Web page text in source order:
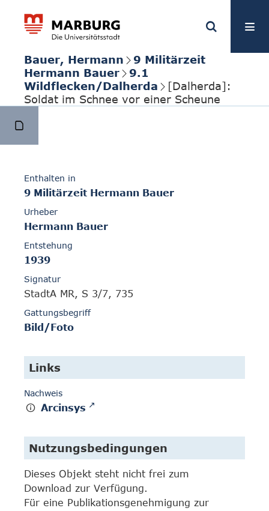
Bauer, Hermann
9 Militärzeit
Hermann Bauer
9.1
Wildflecken/Dalherda
[Dalherda]:
Soldat im Schnee vor einer Scheune
Enthalten in
9 Militärzeit Hermann Bauer
Urheber
Hermann Bauer
Entstehung
1939
Signatur
StadtA MR, S 3/7, 735
Gattungsbegriff
Bild/Foto
Links
Nachweis
Arcinsys
Nutzungsbedingungen
Dieses Objekt steht nicht frei zum
Download zur Verfügung.
Für eine Publikationsgenehmigung zur